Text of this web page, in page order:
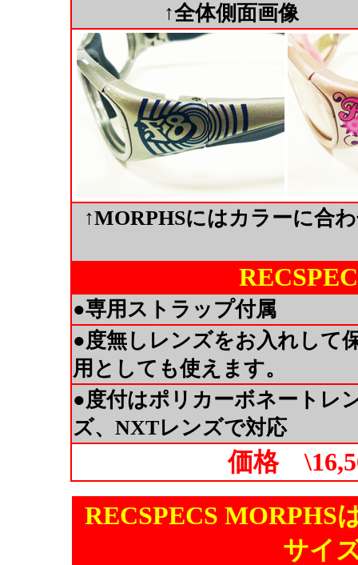
↑全体側面画像
↑MORPHSにはカラーに合
●専用ストラップ付属
●度無しレンズをお入れして
用としても使えます。
●度付はポリカーボネートレ
ズ、NXTレンズで対応
価格
RECSPECS MORPHS
サイ